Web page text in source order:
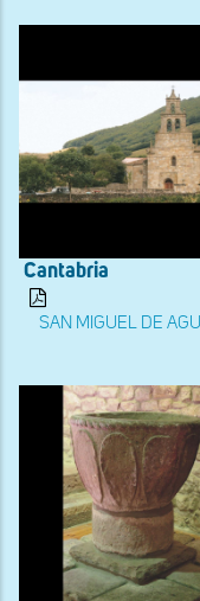
Cantabria
SAN MIGUEL DE